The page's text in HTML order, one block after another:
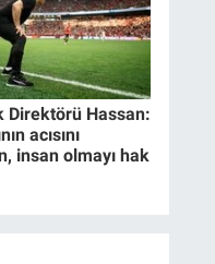
Direktörü Hassan:
acısını
insan olmayı hak